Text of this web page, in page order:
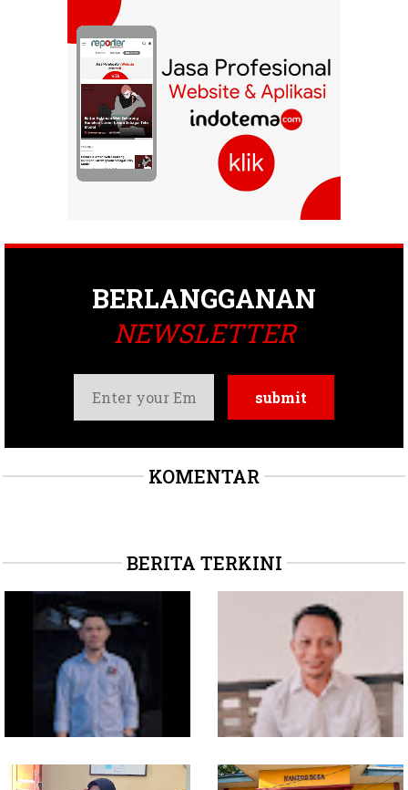
BERLANGGANAN
NEWSLETTER
KOMENTAR
BERITA TERKINI